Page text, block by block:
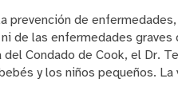
prevención de
de las enfermedades
Condado de Cook, el Dr.
y los niños pequeños.